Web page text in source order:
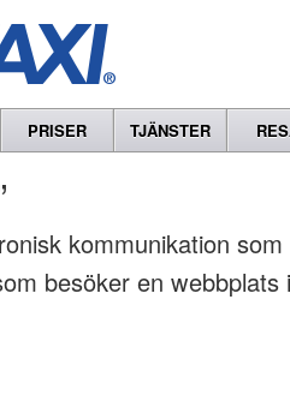
PRISER TJÄNSTER
kommunikation
besöker en